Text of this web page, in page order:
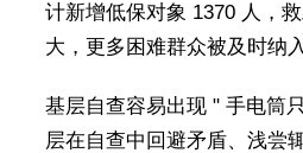
计新增低保对象 1370 人，
大，更多困难群众被及时纳
基层自查容易出现 " 手电筒
层在自查中回避矛盾、浅尝